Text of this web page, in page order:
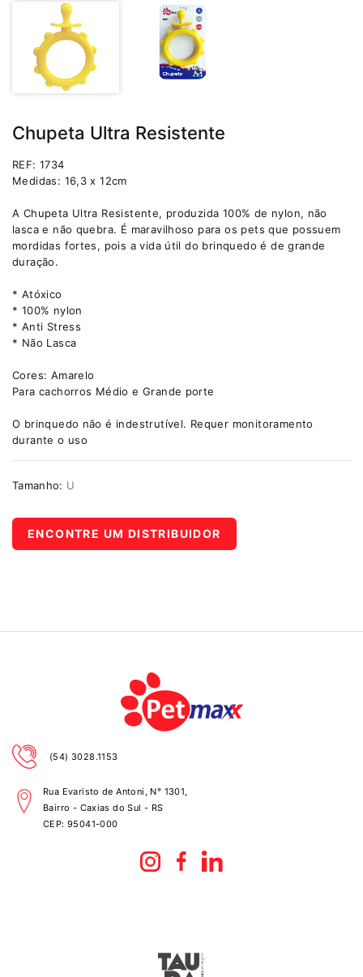
Chupeta Ultra Resistente
REF: 1734
Medidas: 16,3 x 12cm
A Chupeta Ultra Resistente, produzida 100% de nylon, não
lasca e não quebra. É maravilhoso para os pets que possuem
mordidas fortes, pois a vida útil do brinquedo é de grande
duração.
* Atóxico
* 100% nylon
* Anti Stress
* Não Lasca
Cores: Amarelo
Para cachorros Médio e Grande porte
O brinquedo não é indestrutível. Requer monitoramento
durante o uso
Tamanho: U
ENCONTRE UM DISTRIBUIDOR
(54) 3028.1153
Rua Evaristo de Antoni, N° 1301,
Bairro - Caxias do Sul - RS
CEP: 95041-000